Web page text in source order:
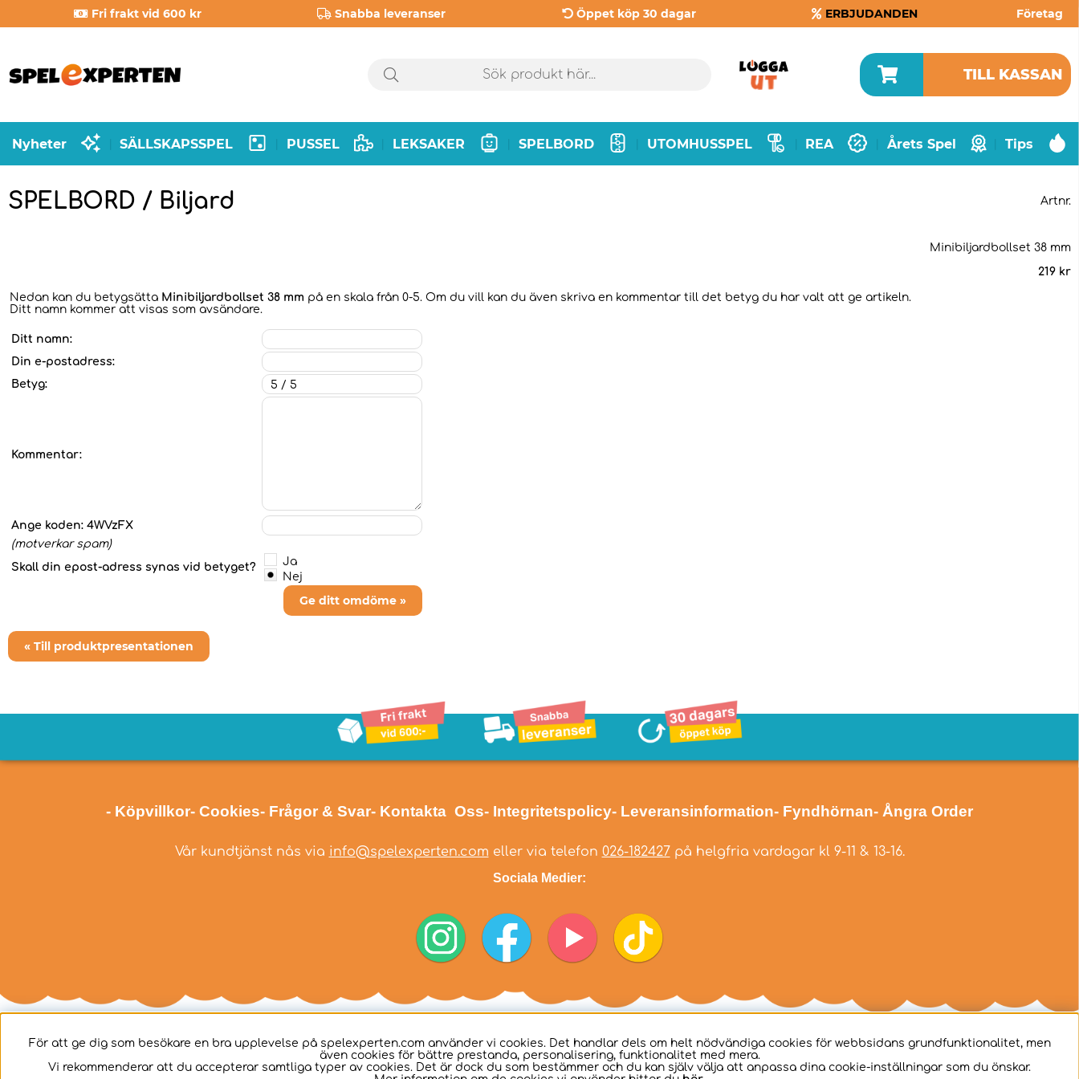
Fri frakt vid 600 kr Snabba leveranser Öppet köp 30 dagar ERBJUDANDEN Företag
TILL KASSAN
Nyheter SÄLLSKAPSSPEL PUSSEL LEKSAKER SPELBORD UTOMHUSSPEL REA Årets Spel Tips
SPELBORD / Biljard Artnr.
Minibiljardbollset 38 mm
219 kr
Nedan kan du betygsätta Minibiljardbollset 38 mm på en skala från 0-5. Om du vill kan du även skriva en kommentar till det betyg du har valt att ge artikeln.
Ditt namn kommer att visas som avsändare.
Ditt namn:
Din e-postadress:
Betyg:
Kommentar:
Ange koden: 4WVzFX
(motverkar spam)
Skall din epost-adress synas vid betyget?
Ja
Nej
Ge ditt omdöme »
« Till produktpresentationen
- Köpvillkor- Cookies- Frågor & Svar- Kontakta Oss- Integritetspolicy- Leveransinformation- Fyndhörnan- Ångra Order
Vår kundtjänst nås via info@spelexperten.com eller via telefon 026-182427på helgfria vardagar kl 9-11 & 13-16.
Sociala Medier:
För att ge dig som besökare en bra upplevelse på spelexperten.com använder vi cookies. Det handlar dels om helt nödvändiga cookies för webbsidans grundfunktionalitet, men
även cookies för bättre prestanda, personalisering, funktionalitet med mera.
Vi rekommenderar att du accepterar samtliga typer av cookies. Det är dock du som bestämmer och du kan själv välja att anpassa dina cookie-inställningar som du önskar.